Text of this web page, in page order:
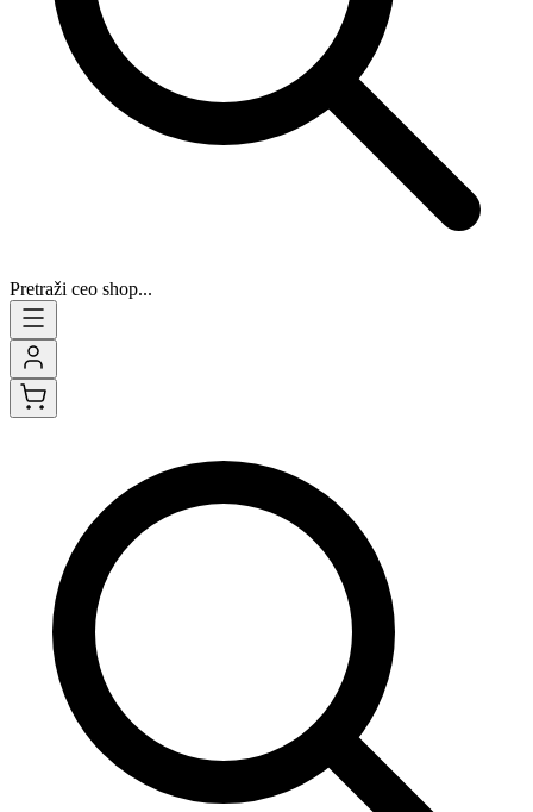
Pretraži ceo shop...